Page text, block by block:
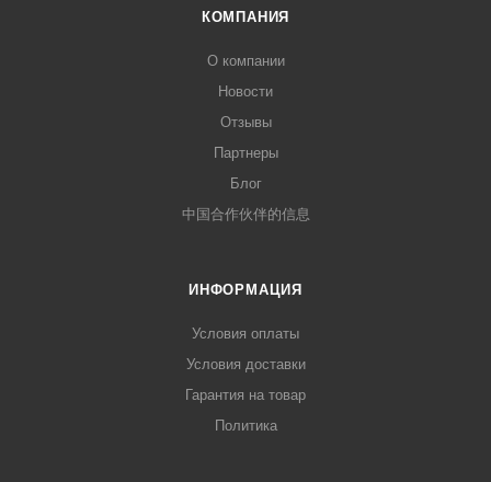
КОМПАНИЯ
О компании
Новости
Отзывы
Партнеры
Блог
中国合作伙伴的信息
ИНФОРМАЦИЯ
Условия оплаты
Условия доставки
Гарантия на товар
Политика